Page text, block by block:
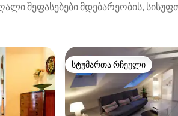
შეფასებები მდებარეობის,
სტუმართა რჩეული
სტუმართა რჩეული